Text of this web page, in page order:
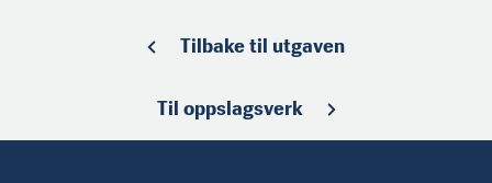
Tilbake til utgaven
Til oppslagsverk